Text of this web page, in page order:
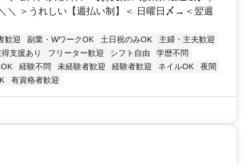
＼ ＞うれしい【週払い制】＜ 日曜日〆→＜翌週
歓迎 副業・WワークOK 土日祝のみOK
主婦・主夫歓迎
支援あり フリーター歓迎 シフト自由
学歴不問
経験不問 未経験者歓迎 経験者歓迎 ネイルOK
夜間
有資格者歓迎